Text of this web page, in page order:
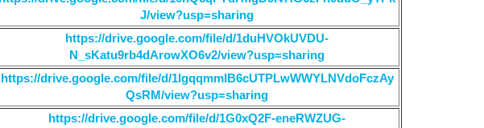
J/view?usp=sharing
https://drive.google.com/file/d/1duHVOkUVDU-
N_sKatu9rb4dArowXO6v2/view?usp=sharing
https://drive.google.com/file/d/1lgqqmmIB6cUTPLwWWYLNVdoFczAy
QsRM/view?usp=sharing
https://drive.google.com/file/d/1G0xQ2F-eneRWZUG-